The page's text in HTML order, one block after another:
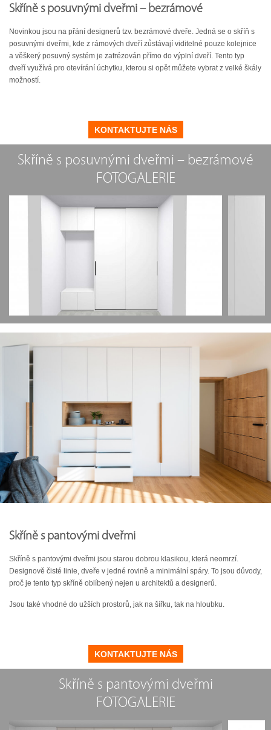
Skříně s posuvnými dveřmi – bezrámové
Novinkou jsou na přání designerů tzv. bezrámové dveře. Jedná se o skříň s
posuvnými dveřmi, kde z rámových dveří zůstávají viditelné pouze kolejnice
a věškerý posuvný systém je zafrézován přímo do výplní dveří. Tento typ
dveří využívá pro otevírání úchytku, kterou si opět můžete vybrat z velké škály
možností.
KONTAKTUJTE NÁS
Skříně s posuvnými dveřmi – bezrámové
FOTOGALERIE
Skříně s pantovými dveřmi
Skříně s pantovými dveřmi jsou starou dobrou klasikou, která neomrzí.
Designově čisté linie, dveře v jedné rovině a minimální spáry. To jsou důvody,
proč je tento typ skříně oblíbený nejen u architektů a designerů.
Jsou také vhodné do užších prostorů, jak na šířku, tak na hloubku.
KONTAKTUJTE NÁS
Skříně s pantovými dveřmi
FOTOGALERIE